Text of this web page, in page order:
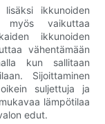
lisäksi ikkunoiden
myös vaikuttaa
ikkunoiden
vähentämään
kun sallitaan
Sijoittaminen
suljettuja ja
lämpötilaa
edut.